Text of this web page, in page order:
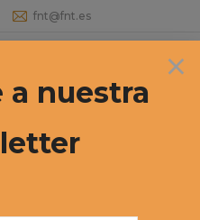
fnt@fnt.es
Club Tenis
×
a nuestra